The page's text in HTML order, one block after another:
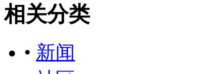
相关分类
• 新闻